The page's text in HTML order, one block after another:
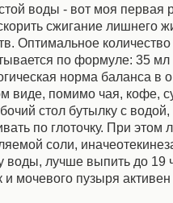
воды - вот моя первая
сжигание лишнего
Оптимальное
по формуле: 35 мл
норма баланса в
виде, помимо чая, кофе,
стол бутылку с
по глоточку. При этом
соли,
воды, лучше выпить до 19
мочевого пузыря